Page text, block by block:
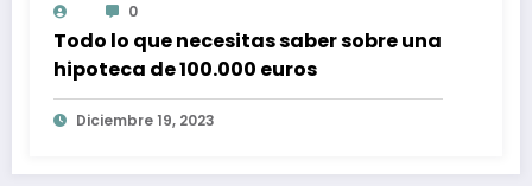
0
Todo lo que necesitas saber sobre una
hipoteca de 100.000 euros
Diciembre 19, 2023